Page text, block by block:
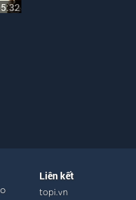
Liên kết
topi.vn